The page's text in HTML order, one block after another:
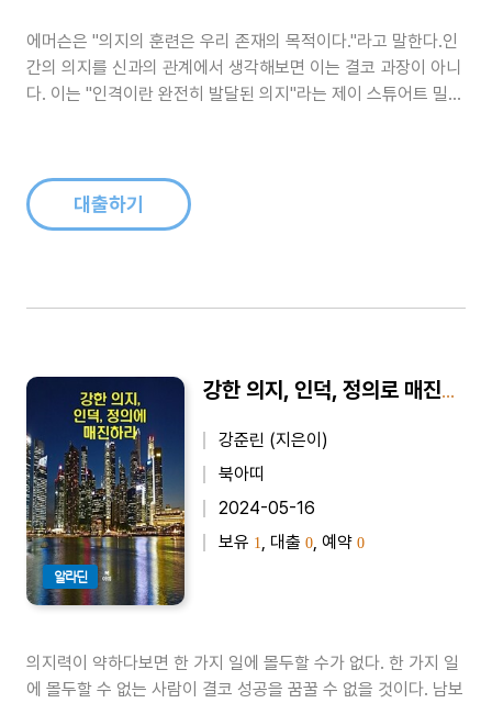
에머슨은 "의지의 훈련은 우리 존재의 목적이다."라고 말한다.인
간의 의지를 신과의 관계에서 생각해보면 이는 결코 과장이 아니
다. 이는 "인격이란 완전히 발달된 의지"라는 제이 스튜어트 밀의
의 힘과 비슷한 신성..
대출하기
알라딘
강한 의지, 인덕, 정의로 매진하라
강준린 (지은이)
북아띠
2024-05-16
보유 1 , 대출 0 , 예약 0
의지력이 약하다보면 한 가지 일에 몰두할 수가 없다. 한 가지 일
에 몰두할 수 없는 사람이 결코 성공을 꿈꿀 수 없을 것이다. 남보